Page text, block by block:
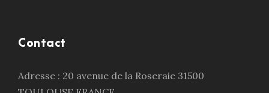
Contact
Adresse : 20 avenue de la Roseraie 31500